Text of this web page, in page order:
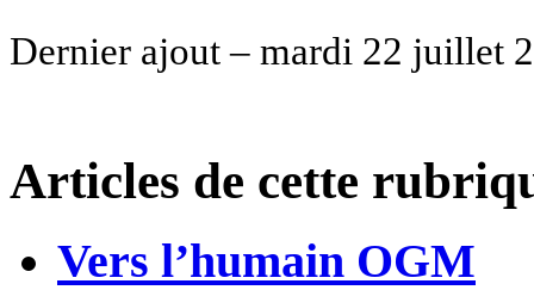
Dernier ajout – mardi 22 juillet
Articles de cette
Vers l’humain OGM